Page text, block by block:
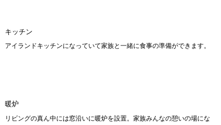
キッチン
アイランドキッチンになっていて家族と一緒に食事の準備ができます。
暖炉
リビングの真ん中には窓沿いに暖炉を設置。家族みんなの憩いの場にな